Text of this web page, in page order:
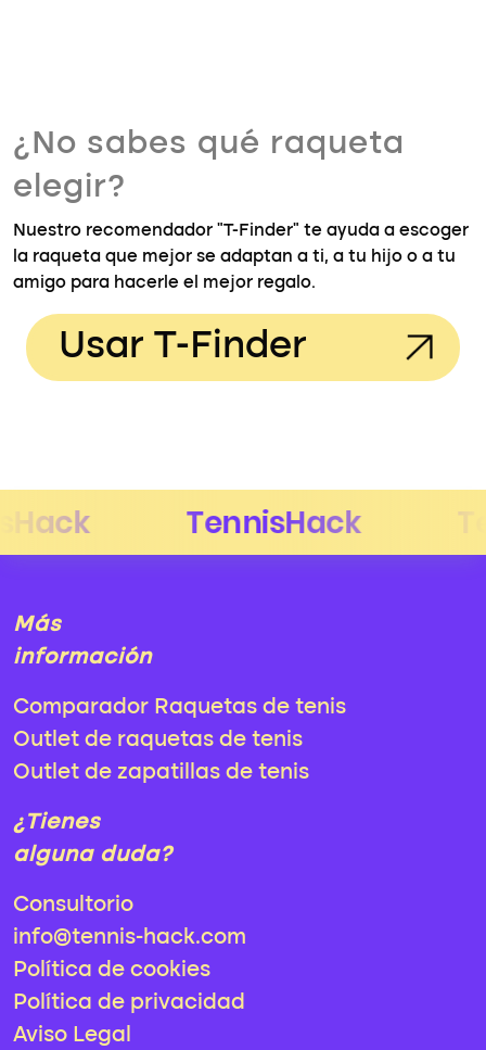
¿No sabes qué raqueta
elegir?
Nuestro recomendador "T-Finder" te ayuda a escoger
la raqueta que mejor se adaptan a ti, a tu hijo o a tu
amigo para hacerle el mejor regalo.
Usar T-Finder
Más
información
Comparador Raquetas de tenis
Outlet de raquetas de tenis
Outlet de zapatillas de tenis
¿Tienes
alguna duda?
Consultorio
info@tennis-hack.com
Política de cookies
Política de privacidad
Aviso Legal